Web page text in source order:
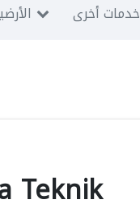
خدمات أخرى
Teknik